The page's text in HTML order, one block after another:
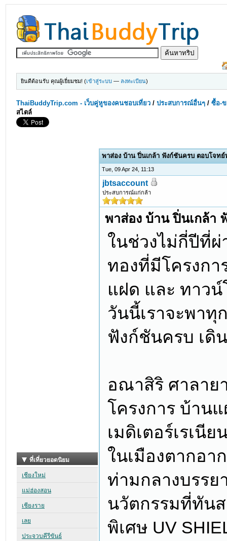
ยินดีต้อนรับ คุณผู้เยี่ยมชม! (เข้าสู่ระบบ — ลงทะเบียน)
ThaiBuddyTrip.com - เว็บคู่หูของคนชอบเที่ยว /ประสบการณ์อื่นๆ /ซื้อ-ข
สไตล์
พาส่อง บ้าน ปิ่นเกล้า ฟังก์ชันครบ ตอบโจท
Tue, 09 Apr 24, 11:13
jbtsaccount
ประสบการณ์แก่กล้า
พาส่อง บ้าน ปิ่นเกล้า
ในช่วงไม่กี่ปีที่
ทองที่มีโครงกา
แฝด และ ทาวน์
วันนี้เราจะพาทุ
ฟังก์ชันครบ เดิ
อณาสิริ ศาลาย
โครงการ บ้าน
เมดิเตอร์เรเนี
ในเมืองตากอา
ท่ามกลางบรรย
นวัตกรรมที่ทัน
พิเศษ UV